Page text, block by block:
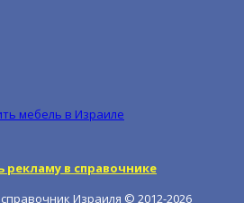
рекламу в справочнике
справочник Израиля © 2012-2026